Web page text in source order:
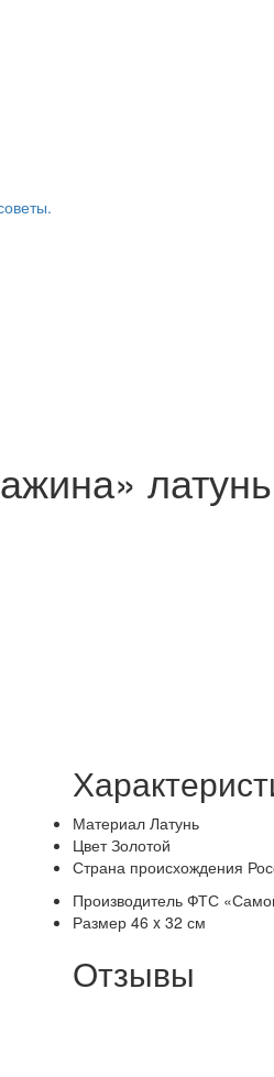
латунь
Материал Латунь
Цвет Золотой
Страна происхождения
Производитель ФТС
Размер 46 x 32 см
Отзывы